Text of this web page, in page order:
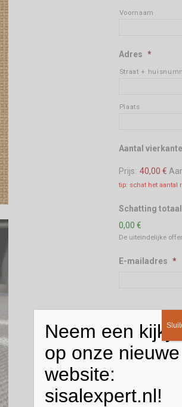
Voornaam
Adres *
Straat +
Plaats
Aantal
Prijs: 40,00 €
tip: schat het aantal
Schatting
0,00 €
De uiteindelijke
E-mailadres *
Gewenst
Neem een kijkje
op onze nieuwe
website:
sisalexpert.nl!